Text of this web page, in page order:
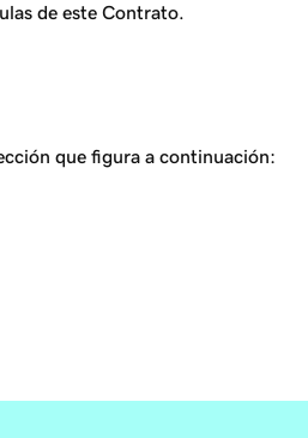
de este Contrato.
que figura a continuación: